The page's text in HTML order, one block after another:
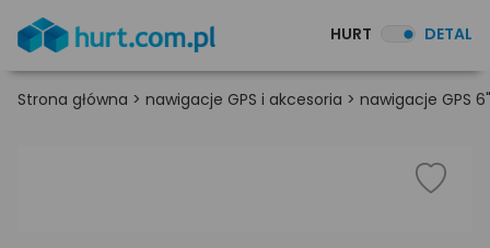
HURT DETAL
Strona główna > nawigacje GPS i akcesoria > nawigacje GPS 6"